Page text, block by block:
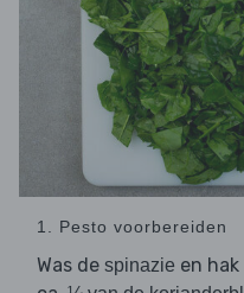
1. Pesto voorbereiden
Was de spinazie en